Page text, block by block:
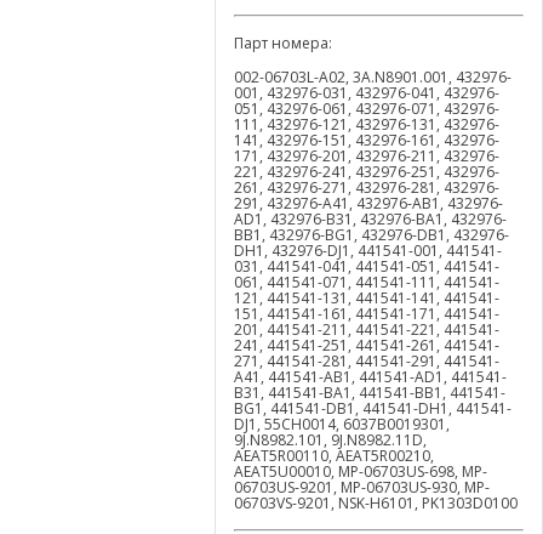
Парт номера:
002-06703L-A02, 3A.N8901.001, 432976-
001, 432976-031, 432976-041, 432976-
051, 432976-061, 432976-071, 432976-
111, 432976-121, 432976-131, 432976-
141, 432976-151, 432976-161, 432976-
171, 432976-201, 432976-211, 432976-
221, 432976-241, 432976-251, 432976-
261, 432976-271, 432976-281, 432976-
291, 432976-A41, 432976-AB1, 432976-
AD1, 432976-B31, 432976-BA1, 432976-
BB1, 432976-BG1, 432976-DB1, 432976-
DH1, 432976-DJ1, 441541-001, 441541-
031, 441541-041, 441541-051, 441541-
061, 441541-071, 441541-111, 441541-
121, 441541-131, 441541-141, 441541-
151, 441541-161, 441541-171, 441541-
201, 441541-211, 441541-221, 441541-
241, 441541-251, 441541-261, 441541-
271, 441541-281, 441541-291, 441541-
A41, 441541-AB1, 441541-AD1, 441541-
B31, 441541-BA1, 441541-BB1, 441541-
BG1, 441541-DB1, 441541-DH1, 441541-
DJ1, 55CH0014, 6037B0019301,
9J.N8982.101, 9J.N8982.11D,
AEAT5R00110, AEAT5R00210,
AEAT5U00010, MP-06703US-698, MP-
06703US-9201, MP-06703US-930, MP-
06703VS-9201, NSK-H6101, PK1303D0100